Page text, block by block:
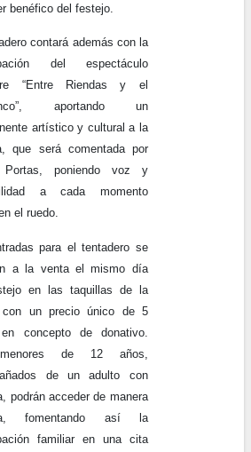
benéfico del festejo.
contará además con la
del espectáculo
“Entre Riendas y el
aportando un
artístico y cultural a la
que será comentada por
Portas, poniendo voz y
a cada momento
el ruedo.
para el tentadero se
a la venta el mismo día
en las taquillas de la
con un precio único de 5
concepto de donativo.
de 12 años,
de un adulto con
podrán acceder de manera
fomentando así la
familiar en una cita